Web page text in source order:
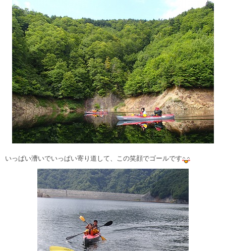
いっぱい漕いでいっぱい寄り道して、この笑顔でゴールです